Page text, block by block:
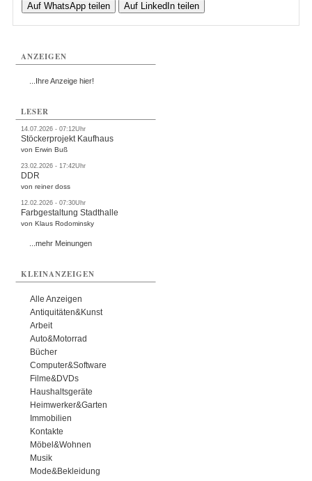
Auf WhatsApp teilen
Auf LinkedIn teilen
ANZEIGEN
...Ihre Anzeige hier!
LESER
14.07.2026 - 07:12Uhr
Stöckerprojekt Kaufhaus
von Erwin Buß
23.02.2026 - 17:42Uhr
DDR
von reiner doss
12.02.2026 - 07:30Uhr
Farbgestaltung Stadthalle
von Klaus Rodominsky
...mehr Meinungen
KLEINANZEIGEN
Alle Anzeigen
Antiquitäten&Kunst
Arbeit
Auto&Motorrad
Bücher
Computer&Software
Filme&DVDs
Haushaltsgeräte
Heimwerker&Garten
Immobilien
Kontakte
Möbel&Wohnen
Musik
Mode&Bekleidung